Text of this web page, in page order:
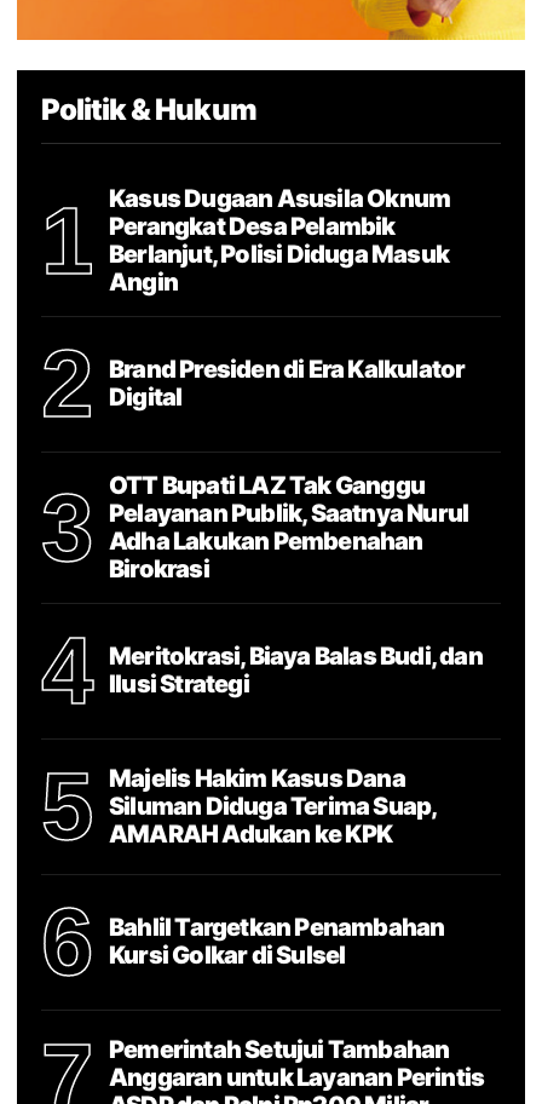
Politik & Hukum
1
Kasus Dugaan Asusila Oknum
Perangkat Desa Pelambik
Berlanjut, Polisi Diduga Masuk
Angin
2
Brand Presiden di Era Kalkulator
Digital
3
OTT Bupati LAZ Tak Ganggu
Pelayanan Publik, Saatnya Nurul
Adha Lakukan Pembenahan
Birokrasi
4
Meritokrasi, Biaya Balas Budi, dan
Ilusi Strategi
5
Majelis Hakim Kasus Dana
Siluman Diduga Terima Suap,
AMARAH Adukan ke KPK
6
Bahlil Targetkan Penambahan
Kursi Golkar di Sulsel
7
Pemerintah Setujui Tambahan
Anggaran untuk Layanan Perintis